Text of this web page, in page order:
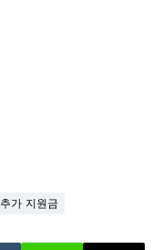
추가 지원금